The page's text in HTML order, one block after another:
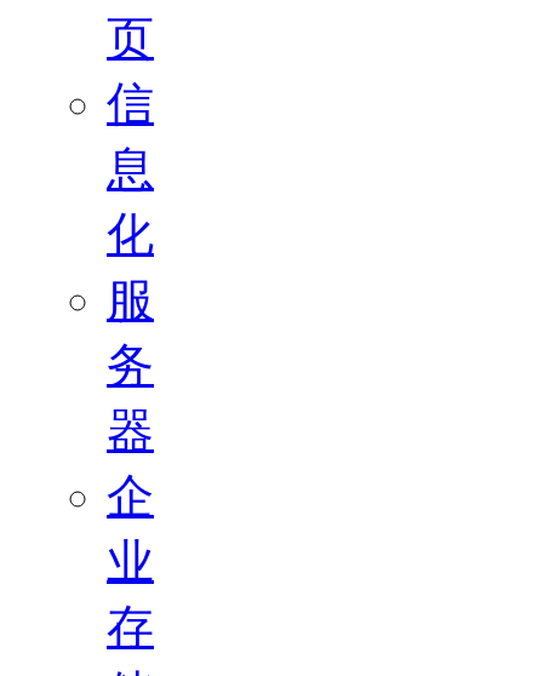
页
信
息
化
服
务
器
企
业
存